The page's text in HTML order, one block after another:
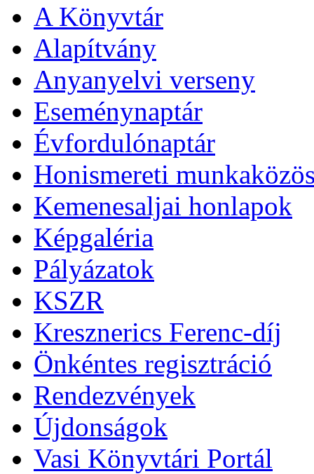
A Könyvtár
Alapítvány
Anyanyelvi verseny
Eseménynaptár
Évfordulónaptár
Honismereti
Kemenesaljai honlapok
Képgaléria
Pályázatok
KSZR
Kresznerics Ferenc-díj
Önkéntes regisztráció
Rendezvények
Újdonságok
Vasi Könyvtári Portál